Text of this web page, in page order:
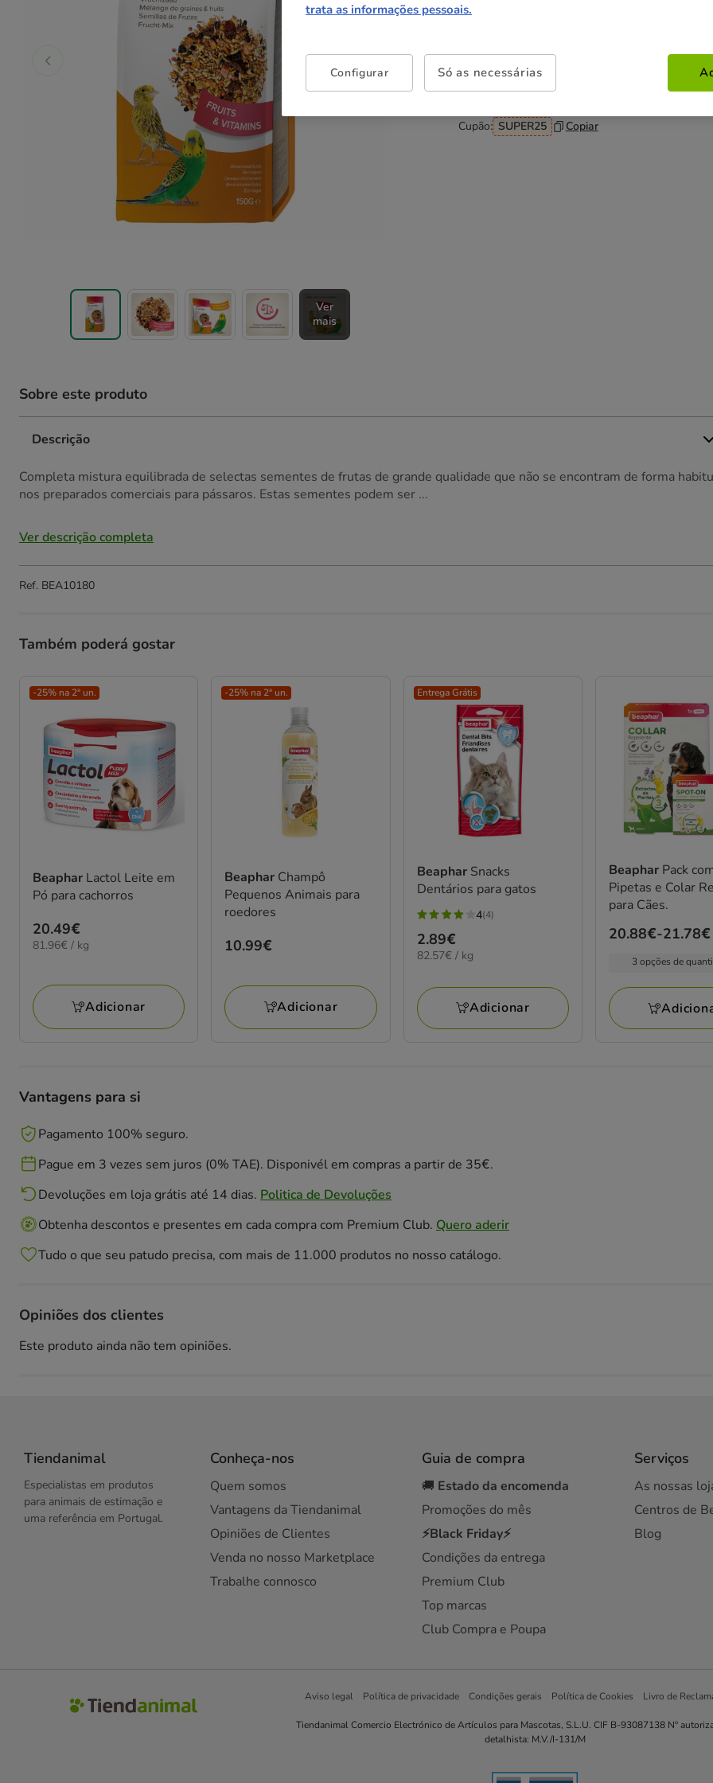
Ver
mais
Não perca esta promoção
-25% na 2ª un Com cupão numa seleção de
Cupão: SUPER25 Copiar
Sobre este produto
Descrição
Completa mistura equilibrada de selectas sementes de frutas de grande qualidade que não se encontram de forma
nos preparados comerciais para pássaros. Estas sementes podem ser ...
Ver descrição completa
Ref. BEA10180
Também poderá gostar
-25% na 2ª un.
Beaphar Lactol Leite em
Pó para cachorros
Preço
20.49€
20.49€
81.96€
81.96€ / kg
Adicionar
-25% na 2ª un.
Beaphar Champô
Pequenos Animais para
roedores
Preço
10.99€
Adicionar
Entrega Grátis
Beaphar Snacks
Dentários para gatos
4
estrelas
com
avaliações
4(4)
Preço
2.89€
2.89€
82.57€
82.57€ / kg
Adicionar
Beaphar Pack
Pipetas e Colar
para Cães.
Preço
20.88€
a
21.78€
20.88€-21.78€
3 opções de
Vantagens para si
Pagamento 100% seguro.
Pague em 3 vezes sem juros (0% TAE). Disponivél em compras a partir de 35€.
Devoluções em loja grátis até 14 dias. Politica de Devoluções
Obtenha descontos e presentes em cada compra com Premium Club. Quero aderir
Tudo o que seu patudo precisa, com mais de 11.000 produtos no nosso catálogo.
Opiniões dos clientes
Este produto ainda não tem opiniões.
Tiendanimal
Especialistas em produtos
para animais de estimação e
uma referência em Portugal.
Conheça-nos
Quem somos
Vantagens da Tiendanimal
Opiniões de Clientes
Venda no nosso Marketplace
Trabalhe connosco
Guia de compra
🚚 Estado da encomenda
Promoções do mês
⚡Black Friday⚡
Condições da entrega
Premium Club
Top marcas
Club Compra e Poupa
Serviços
As nossas
Centros de
Blog
Aviso legal Política de privacidade Condições gerais Política de Cookies Livro de
Tiendanimal Comercio Electrónico de Artículos para Mascotas, S.L.U. CIF B-93087138 Nº
detalhista: M.V./I-131/M
trata as informações pessoais.
Configurar Só as necessárias